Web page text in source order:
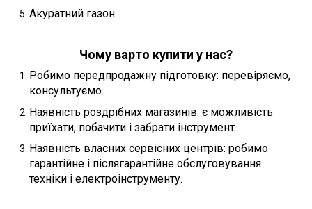
Акуратний газон.
Чому варто купити у нас?
Робимо передпродажну підготовку: перевіряємо,
консультуємо.
Наявність роздрібних магазинів: є можливість
приїхати, побачити і забрати інструмент.
Наявність власних сервісних центрів: робимо
гарантійне і післягарантійне обслуговування
техніки і електроінструменту.